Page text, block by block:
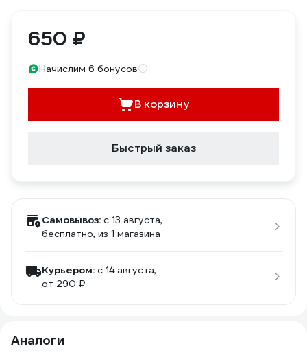
650 ₽
Начислим 6 бонусов
В корзину
Быстрый заказ
Самовывоз: c 13 августа,
бесплатно, из 1 магазина
Курьером: c 14 августа,
от 290 ₽
Аналоги